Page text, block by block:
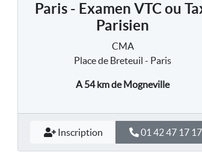
Paris - Examen VTC ou
Parisien
CMA
Place de Breteuil - Paris
A 54 kmde Mogneville
Inscription 01 42 47 17 17